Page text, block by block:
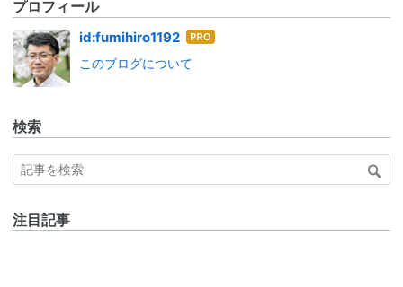
プロフィール
id:fumihiro1192 はて
ログ
このブログについて
検索
注目記事